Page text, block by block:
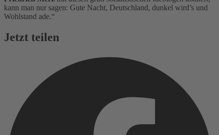
kann man nur sagen: Gute Nacht, Deutschland, dunkel wird’s und
Wohlstand ade.“
Jetzt teilen